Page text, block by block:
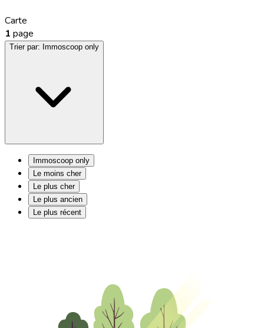
Carte
1 page
Trier par: Immoscoop only
Immoscoop only
Le moins cher
Le plus cher
Le plus ancien
Le plus récent